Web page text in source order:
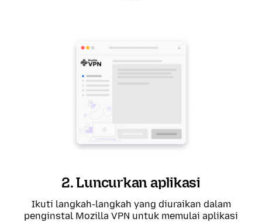
2. Luncurkan aplikasi
Ikuti langkah-langkah yang diuraikan dalam
penginstal Mozilla VPN untuk memulai aplikasi